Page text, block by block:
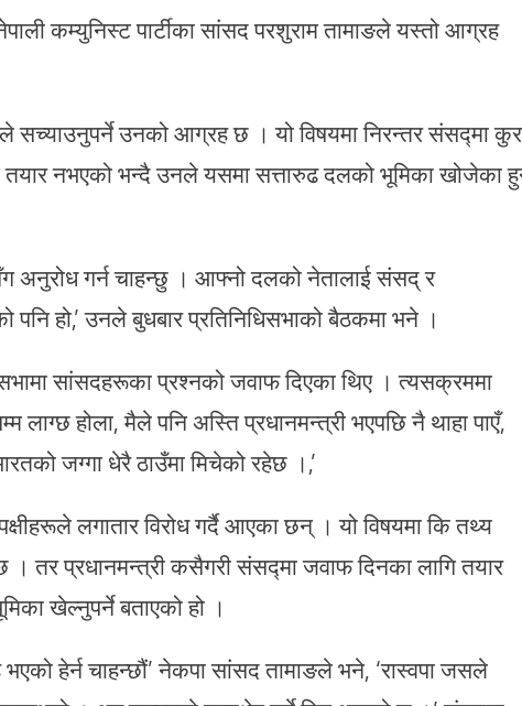
नेपाली कम्युनिस्ट पार्टीका सांसद परशुराम तामाङले यस्तो आग्रह
सच्याउनुपर्ने उनको आग्रह छ । यो विषयमा निरन्तर संसद्मा
तयार नभएको भन्दै उनले यसमा सत्तारुढ दलको भूमिका खोजेका
अनुरोध गर्न चाहन्छु । आफ्नो दलको नेतालाई संसद् र
पनि हो,’ उनले बुधबार प्रतिनिधिसभाको बैठकमा भने ।
सांसदहरूका प्रश्नको जवाफ दिएका थिए । त्यसक्रममा
होला, मैले पनि अस्ति प्रधानमन्त्री भएपछि नै थाहा पाएँ,
जग्गा धेरै ठाउँमा मिचेको रहेछ ।,’
लगातार विरोध गर्दै आएका छन् । यो विषयमा कि तथ्य
छ । तर प्रधानमन्त्री कसैगरी संसद्मा जवाफ दिनका लागि तयार
खेल्नुपर्ने बताएको हो ।
भएको हेर्न चाहन्छौं’ नेकपा सांसद तामाङले भने, ‘रास्वपा जसले